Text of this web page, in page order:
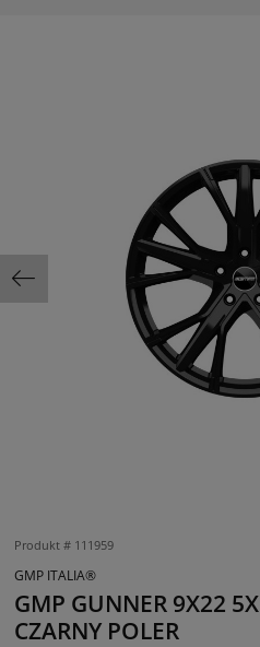
Produkt # 111959
GMP ITALIA®
GMP GUNNER 9X22
CZARNY POLER